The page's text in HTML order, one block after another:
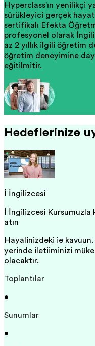
Hyperclass'ın yenilikçi
sürükleyici gerçek
sertifikalı Efekta
profesyonel olarak
az 2 yıllık ilgili öğretim
öğretim deneyimine
eğitilmiştir.
Hedeflerinize
İş İngilizcesi
İş İngilizcesi
atın
Hayalinizdeki işe
yerinde iletişiminizi
olacaktır.
Toplantılar
•
Sunumlar
•